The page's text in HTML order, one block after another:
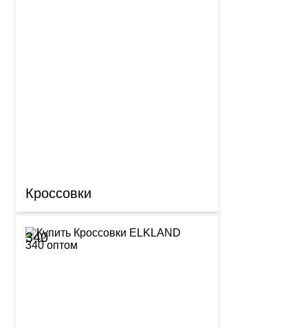
Кроссовки
340